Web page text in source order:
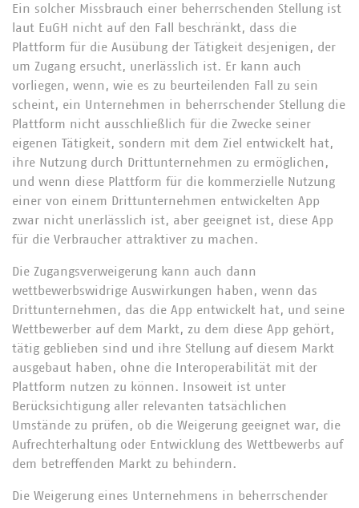
Ein solcher Missbrauch einer beherrschenden Stellung ist
laut EuGH nicht auf den Fall beschränkt, dass die
Plattform für die Ausübung der Tätigkeit desjenigen, der
um Zugang ersucht, unerlässlich ist. Er kann auch
vorliegen, wenn, wie es zu beurteilenden Fall zu sein
scheint, ein Unternehmen in beherrschender Stellung die
Plattform nicht ausschließlich für die Zwecke seiner
eigenen Tätigkeit, sondern mit dem Ziel entwickelt hat,
ihre Nutzung durch Drittunternehmen zu ermöglichen,
und wenn diese Plattform für die kommerzielle Nutzung
einer von einem Drittunternehmen entwickelten App
zwar nicht unerlässlich ist, aber geeignet ist, diese App
für die Verbraucher attraktiver zu machen.
Die Zugangsverweigerung kann auch dann
wettbewerbswidrige Auswirkungen haben, wenn das
Drittunternehmen, das die App entwickelt hat, und seine
Wettbewerber auf dem Markt, zu dem diese App gehört,
tätig geblieben sind und ihre Stellung auf diesem Markt
ausgebaut haben, ohne die Interoperabilität mit der
Plattform nutzen zu können. Insoweit ist unter
Berücksichtigung aller relevanten tatsächlichen
Umstände zu prüfen, ob die Weigerung geeignet war, die
Aufrechterhaltung oder Entwicklung des Wettbewerbs auf
dem betreffenden Markt zu behindern.
Die Weigerung eines Unternehmens in beherrschender